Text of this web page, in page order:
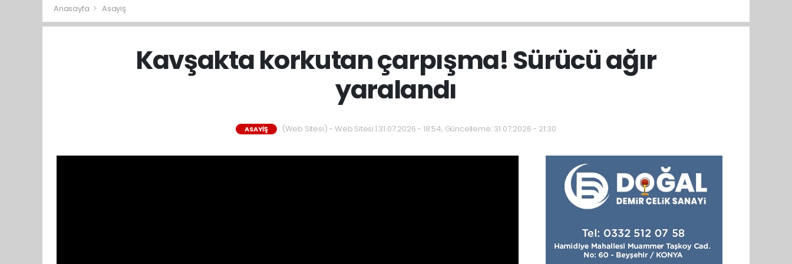
Anasayfa Asayiş
Kavşakta korkutan çarpışma! Sürücü ağır
yaralandı
ASAYIŞ (Web Sitesi) - Web Sitesi | 31.07.2026 - 18:54, Güncelleme: 31.07.2026 - 21:30